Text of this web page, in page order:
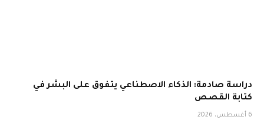
دراسة صادمة: الذكاء الاصطناعي يتفوق على البشر في
كتابة القصص
6 أغسطس، 2026